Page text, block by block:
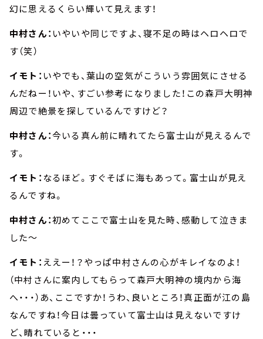
幻に思えるくらい輝いて見えます！
中村さん： いやいや同じですよ、寝不足の時はヘロヘロで
す（笑）
イモト： いやでも、葉山の空気がこういう雰囲気にさせる
んだねー！いや、すごい参考になりました！この森戸大明神
周辺で絶景を探しているんですけど？
中村さん：今いる真ん前に晴れてたら富士山が見えるんで
す。
イモト： なるほど。すぐそばに海もあって。富士山が見え
るんですね。
中村さん：初めてここで富士山を見た時、感動して泣きま
した～
イモト： ええー！？やっぱ中村さんの心がキレイなのよ！
（中村さんに案内してもらって森戸大明神の境内から海
へ・・・）あ、ここですか！うわ、良いところ！真正面が江の島
なんですね！今日は曇っていて富士山は見えないですけ
ど、晴れていると・・・